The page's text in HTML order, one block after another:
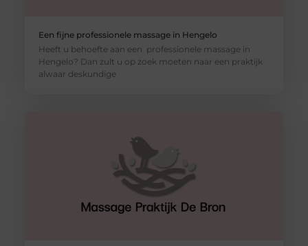
Een fijne professionele massage in Hengelo
Heeft u behoefte aan een professionele massage in
Hengelo? Dan zult u op zoek moeten naar een praktijk
alwaar deskundige